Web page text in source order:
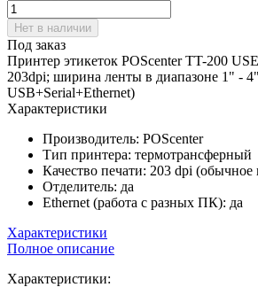
Нет в наличии
Под заказ
Принтер этикеток POScenter TT-200
203dpi; ширина ленты в диапазоне 1" -
USB+Serial+Ethernet)
Характеристики
Производитель: POScenter
Тип принтера: термотрансферный
Качество печати: 203 dpi (обычное
Отделитель: да
Ethernet (работа с разных ПК): да
Характеристики
Полное описание
Характеристики: